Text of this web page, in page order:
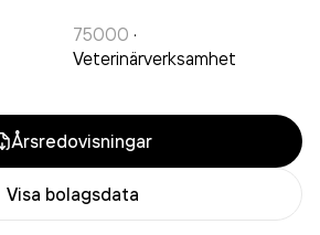
75000 ·
Veterinärverksamhet
Årsredovisningar
Visa bolagsdata